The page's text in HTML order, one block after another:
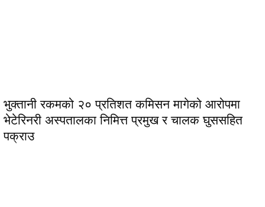
भुक्तानी रकमको २० प्रतिशत कमिसन मागेको आरोपमा
भेटेरिनरी अस्पतालका निमित्त प्रमुख र चालक घुससहित
पक्राउ